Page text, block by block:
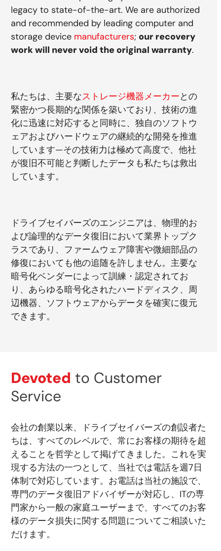
legacy to state-of-the-art. We are authorized
and recommended by leading computer and
storage device manufacturers; our recovery
work will never void the original warranty.
私たちは、主要なストレージ機器メーカーとの
緊密かつ長期的な関係を築いており、技術の進
化に迅速に対応すると同時に、独自のソフトウ
ェアおよびハードウェアの継続的な開発を推進
しています—その技術力は極めて高度で、他社
が復旧不可能と判断したデータも私たちは救出
しています。
ドライブセイバーズのエンジニアは、物理的お
よび論理的なデータ復旧において業界トップク
ラスであり、ファームウェア障害や微細部品の
修復においても他の追随を許しません。主要な
暗号化ベンダーによって訓練・認定されてお
り、あらゆる暗号化されたハードディスク、周
辺機器、ソフトウェアからデータを確実に復元
できます。
Devoted to Customer
Service
会社の創業以来、ドライブセイバーズの創設者た
ちは、すべてのレベルで、常にお客様の期待を超
えることを哲学として掲げてきました。これを実
現する方法の一つとして、当社では電話を週7日
体制で対応しています。お電話は当社の施設で、
専門のデータ復旧アドバイザーが対応し、ITの専
門家から一般の家庭ユーザーまで、すべてのお客
様のデータ損失に関する問題についてご相談いた
だけます。